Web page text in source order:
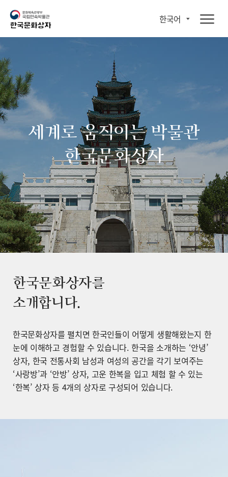
한국어
세계로 움직이는 박물관
한국문화상자
한국문화상자를
소개합니다.
한국문화상자를 펼치면 한국인들이 어떻게 생활해왔는지 한
눈에 이해하고 경험할 수 있습니다. 한국을 소개하는 ‘안녕’
상자, 한국 전통사회 남성과 여성의 공간을 각기 보여주는
‘사랑방’과 ‘안방’ 상자, 고운 한복을 입고 체험 할 수 있는
‘한복’ 상자 등 4개의 상자로 구성되어 있습니다.